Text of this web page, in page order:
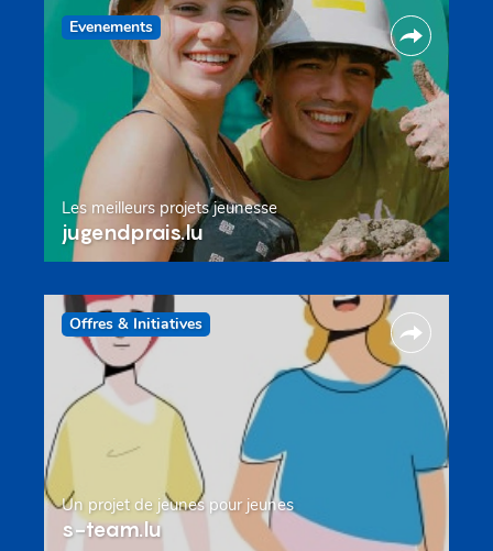
Evenements
Les meilleurs projets jeunesse
jugendprais.lu
Offres & Initiatives
Un projet de jeunes pour jeunes
s-team.lu